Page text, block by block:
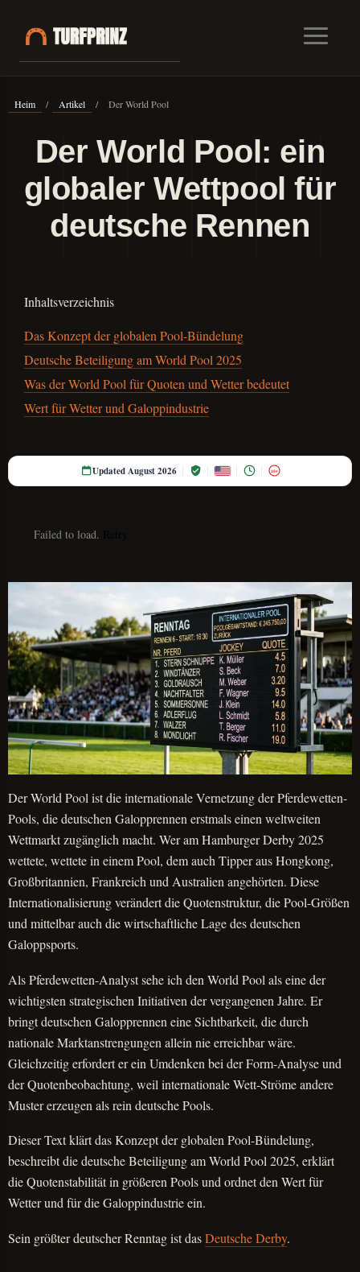
Heim / Artikel / Der World Pool
Der World Pool: ein
globaler Wettpool für
deutsche Rennen
Inhaltsverzeichnis
Das Konzept der globalen Pool-Bündelung
Deutsche Beteiligung am World Pool 2025
Was der World Pool für Quoten und Wetter bedeutet
Wert für Wetter und Galoppindustrie
Updated August 2026 18+
Failed to load.
Der World Pool ist die internationale Vernetzung der Pferdewetten-
Pools, die deutschen Galopprennen erstmals einen weltweiten
Wettmarkt zugänglich macht. Wer am Hamburger Derby 2025
wettete, wettete in einem Pool, dem auch Tipper aus Hongkong,
Großbritannien, Frankreich und Australien angehörten. Diese
Internationalisierung verändert die Quotenstruktur, die Pool-Größen
und mittelbar auch die wirtschaftliche Lage des deutschen
Galoppsports.
Als Pferdewetten-Analyst sehe ich den World Pool als eine der
wichtigsten strategischen Initiativen der vergangenen Jahre. Er
bringt deutschen Galopprennen eine Sichtbarkeit, die durch
nationale Marktanstrengungen allein nie erreichbar wäre.
Gleichzeitig erfordert er ein Umdenken bei der Form-Analyse und
der Quotenbeobachtung, weil internationale Wett-Ströme andere
Muster erzeugen als rein deutsche Pools.
Dieser Text klärt das Konzept der globalen Pool-Bündelung,
beschreibt die deutsche Beteiligung am World Pool 2025, erklärt
die Quotenstabilität in größeren Pools und ordnet den Wert für
Wetter und für die Galoppindustrie ein.
Sein größter deutscher Renntag ist dasDeutsche Derby.